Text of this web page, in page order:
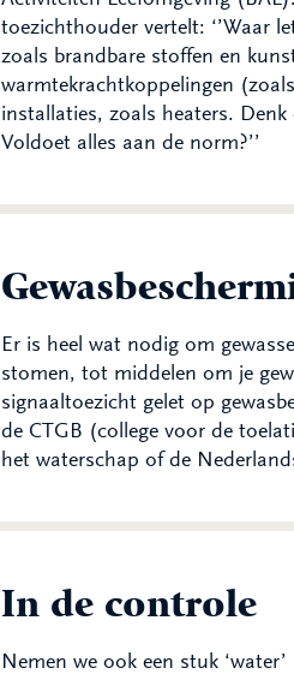
toezichthouder vertelt: ‘’Waar
zoals brandbare stoffen en
warmtekrachtkoppelingen
installaties, zoals heaters.
Voldoet alles aan de norm?’’
Er is heel wat nodig om
stomen, tot middelen om je
signaaltoezicht gelet op
de CTGB (college voor de
het waterschap of de
In de controle
Nemen we ook een stuk